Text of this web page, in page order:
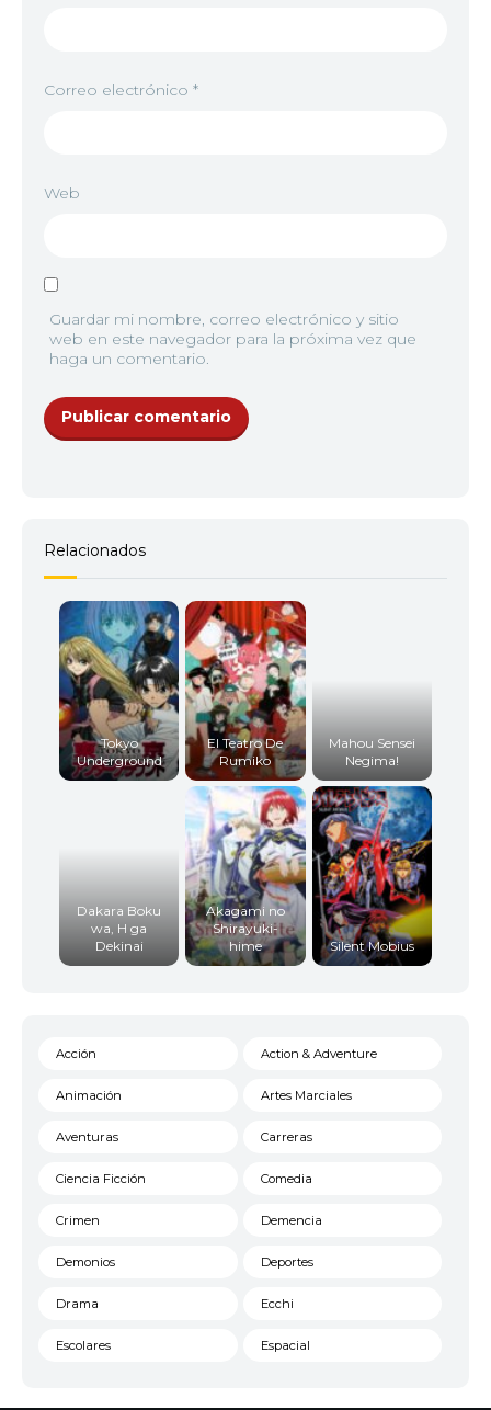
Correo electrónico *
Web
Guardar mi nombre, correo electrónico y sitio
web en este navegador para la próxima vez que
haga un comentario.
Relacionados
Tokyo
Underground
El Teatro De
Rumiko
Mahou Sensei
Negima!
Dakara Boku
wa, H ga
Dekinai
Akagami no
Shirayuki-
hime
Silent Mobius
Acción Action & Adventure
Animación Artes Marciales
Aventuras Carreras
Ciencia Ficción Comedia
Crimen Demencia
Demonios Deportes
Drama Ecchi
Escolares Espacial